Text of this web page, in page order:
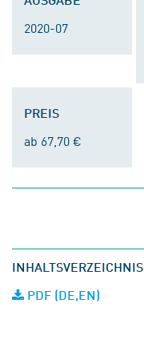
2020-07
PREIS
ab 67,70 €
INHALTSVERZEICHNIS
PDF (DE,EN)